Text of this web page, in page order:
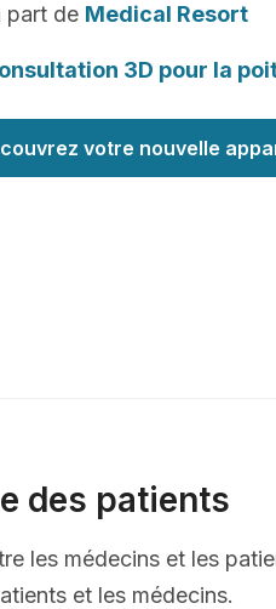
part de Medical Resort
3D pour la
votre nouvelle
des patients
les médecins et les
et les médecins.